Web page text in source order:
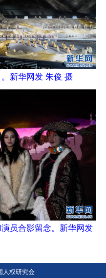
新华网发 朱俊 摄
员合影留念。新华网发
人权研究会